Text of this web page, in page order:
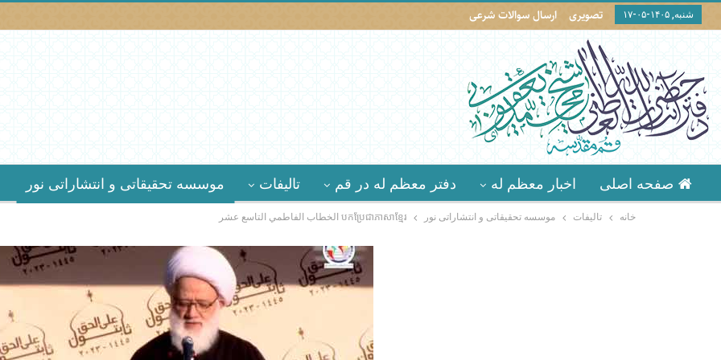
شنبه, ۱۴۰۵-۰۵-۱۷ تصویری ارسال سوالات شرعی
صفحه اصلی اخبار معظم له دفتر معظم له در قم تالیفات موسسه تحقیقاتى و انتشاراتى نور
خانه تالیفات موسسه تحقيقاتى و انتشاراتى نور បកប្រែជាភាសាខ្មែរ الخطاب الفاطمي التاسع عشر